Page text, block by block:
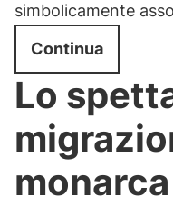
simbolicamente
Continua
Lo
monarca